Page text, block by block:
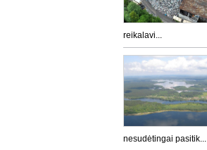
reikalavi...
nesudėtingai pasitik...